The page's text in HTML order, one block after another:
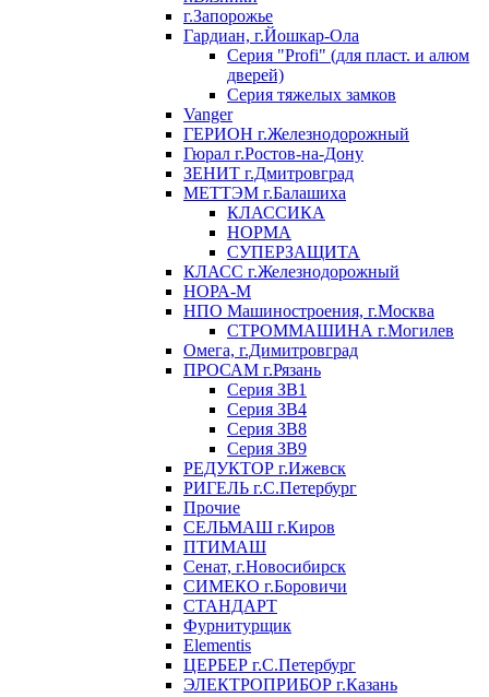
г.Запорожье
Гардиан, г.Йошкар-Ола
Серия "Profi" (для пласт. и алюм
дверей)
Серия тяжелых замков
Vanger
ГЕРИОН г.Железнодорожный
Гюрал г.Ростов-на-Дону
ЗЕНИТ г.Дмитровград
МЕТТЭМ г.Балашиха
КЛАССИКА
НОРМА
СУПЕРЗАЩИТА
КЛАСС г.Железнодорожный
НОРА-М
НПО Машиностроения, г.Москва
СТРОММАШИНА г.Могилев
Омега, г.Димитровград
ПРОСАМ г.Рязань
Серия ЗВ1
Серия ЗВ4
Серия ЗВ8
Серия ЗВ9
РЕДУКТОР г.Ижевск
РИГЕЛЬ г.С.Петербург
Прочие
СЕЛЬМАШ г.Киров
ПТИМАШ
Сенат, г.Новосибирск
СИМЕКО г.Боровичи
СТАНДАРТ
Фурнитурщик
Elementis
ЦЕРБЕР г.С.Петербург
ЭЛЕКТРОПРИБОР г.Казань